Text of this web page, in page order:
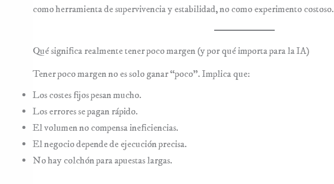
como herramienta de supervivencia y estabilidad, no como experimento costoso.
Qué significa realmente tener poco margen (y por qué importa para la IA)
Tener poco margen no es solo ganar “poco”. Implica que:
Los costes fijos pesan mucho.
Los errores se pagan rápido.
El volumen no compensa ineficiencias.
El negocio depende de ejecución precisa.
No hay colchón para apuestas largas.